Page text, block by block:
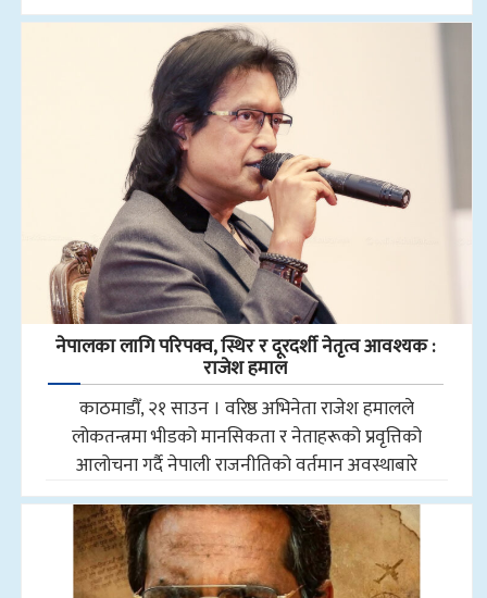
नेपालका लागि परिपक्व, स्थिर र दूरदर्शी नेतृत्व आवश्यक :
राजेश हमाल
काठमाडौँ, २१ साउन । वरिष्ठ अभिनेता राजेश हमालले
लोकतन्त्रमा भीडको मानसिकता र नेताहरूको प्रवृत्तिको
आलोचना गर्दै नेपाली राजनीतिको वर्तमान अवस्थाबारे